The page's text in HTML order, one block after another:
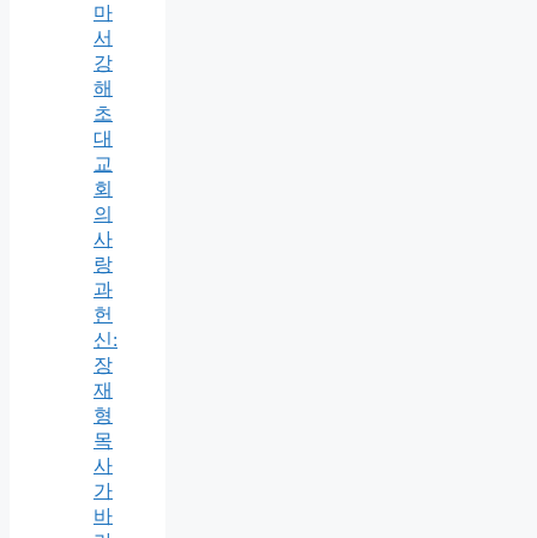
마
서
강
해
초
대
교
회
의
사
랑
과
헌
신:
장
재
형
목
사
가
바